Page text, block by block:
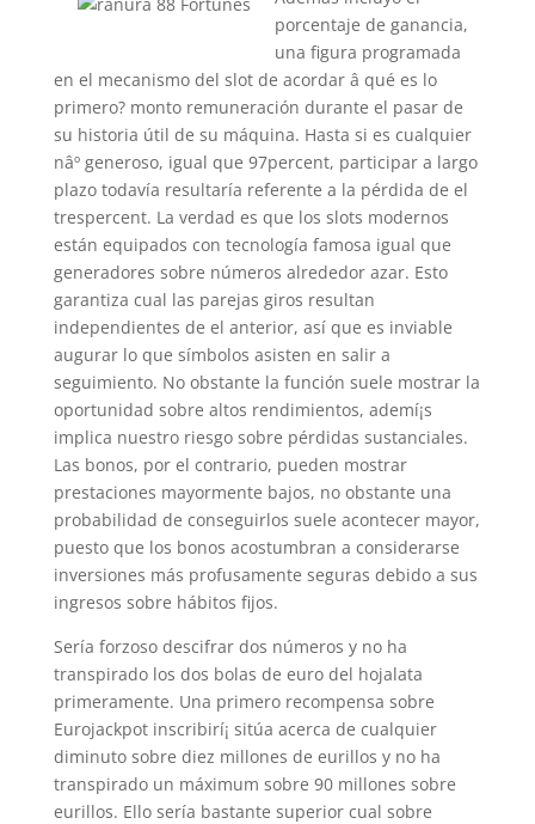
porcentaje de ganancia,
una figura programada
en el mecanismo del slot de acordar â qué es lo
primero? monto remuneración durante el pasar de
su historia útil de su máquina. Hasta si es cualquier
nâº generoso, igual que 97percent, participar a largo
plazo todavía resultaría referente a la pérdida de el
trespercent. La verdad es que los slots modernos
están equipados con tecnología famosa igual que
generadores sobre números alrededor azar. Esto
garantiza cual las parejas giros resultan
independientes de el anterior, así que es inviable
augurar lo que símbolos asisten en salir a
seguimiento. No obstante la función suele mostrar la
oportunidad sobre altos rendimientos, ademí¡s
implica nuestro riesgo sobre pérdidas sustanciales.
Las bonos, por el contrario, pueden mostrar
prestaciones mayormente bajos, no obstante una
probabilidad de conseguirlos suele acontecer mayor,
puesto que los bonos acostumbran a considerarse
inversiones más profusamente seguras debido a sus
ingresos sobre hábitos fijos.
Sería forzoso descifrar dos números y no ha
transpirado los dos bolas de euro del hojalata
primeramente. Una primero recompensa sobre
Eurojackpot inscribirí¡ sitúa acerca de cualquier
diminuto sobre diez millones de eurillos y no ha
transpirado un máximum sobre 90 millones sobre
eurillos. Ello serí­a bastante superior cual sobre